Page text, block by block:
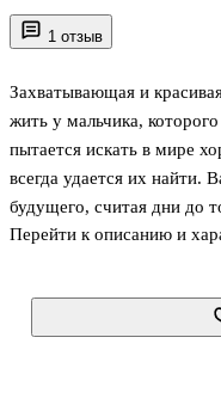
1 отзыв
Захватывающая и
жить у мальчика,
пытается искать в мире
всегда удается их найти.
будущего, считая дни до
городка в Индиане и его
Финч может по-
Перейти к описанию и